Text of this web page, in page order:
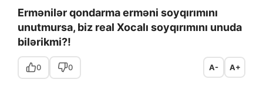
Ermənilər qondarma erməni soyqırımını
unutmursa, biz real Xocalı soyqırımını unuda
bilərikmi?!
0 0 A- A+